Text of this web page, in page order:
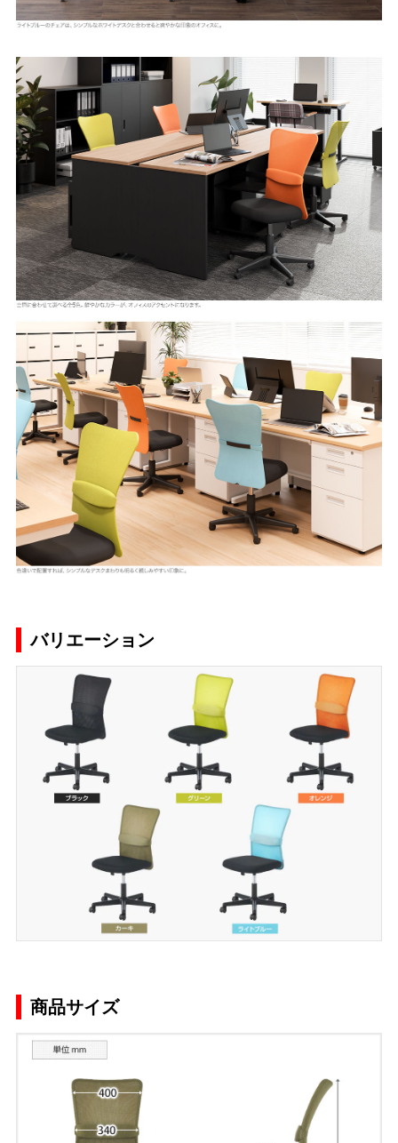
バリエーション
商品サイズ